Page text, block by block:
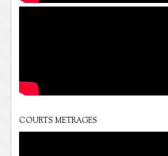
COURTS METRAGES